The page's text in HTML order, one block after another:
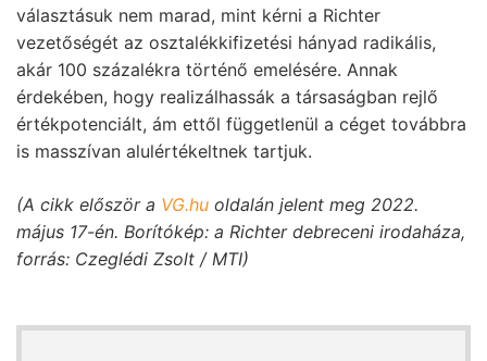
választásuk nem marad, mint kérni a Richter
vezetőségét az osztalékkifizetési hányad radikális,
akár 100 százalékra történő emelésére. Annak
érdekében, hogy realizálhassák a társaságban rejlő
értékpotenciált, ám ettől függetlenül a céget továbbra
is masszívan alulértékeltnek tartjuk.
(A cikk először a VG.hu oldalán jelent meg 2022.
május 17-én. Borítókép: a Richter debreceni irodaháza,
forrás: Czeglédi Zsolt / MTI)